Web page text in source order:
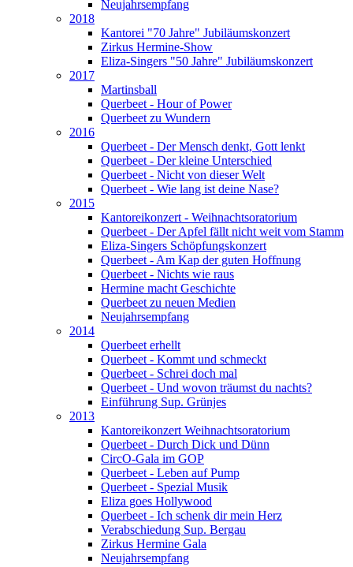
Neujahrsempfang
2018
Kantorei "70 Jahre" Jubiläumskonzert
Zirkus Hermine-Show
Eliza-Singers "50 Jahre" Jubiläumskonzert
2017
Martinsball
Querbeet - Hour of Power
Querbeet zu Wundern
2016
Querbeet - Der Mensch denkt, Gott lenkt
Querbeet - Der kleine Unterschied
Querbeet - Nicht von dieser Welt
Querbeet - Wie lang ist deine Nase?
2015
Kantoreikonzert - Weihnachtsoratorium
Querbeet - Der Apfel fällt nicht weit vom Stamm
Eliza-Singers Schöpfungskonzert
Querbeet - Am Kap der guten Hoffnung
Querbeet - Nichts wie raus
Hermine macht Geschichte
Querbeet zu neuen Medien
Neujahrsempfang
2014
Querbeet erhellt
Querbeet - Kommt und schmeckt
Querbeet - Schrei doch mal
Querbeet - Und wovon träumst du nachts?
Einführung Sup. Grünjes
2013
Kantoreikonzert Weihnachtsoratorium
Querbeet - Durch Dick und Dünn
CircO-Gala im GOP
Querbeet - Leben auf Pump
Querbeet - Spezial Musik
Eliza goes Hollywood
Querbeet - Ich schenk dir mein Herz
Verabschiedung Sup. Bergau
Zirkus Hermine Gala
Neujahrsempfang